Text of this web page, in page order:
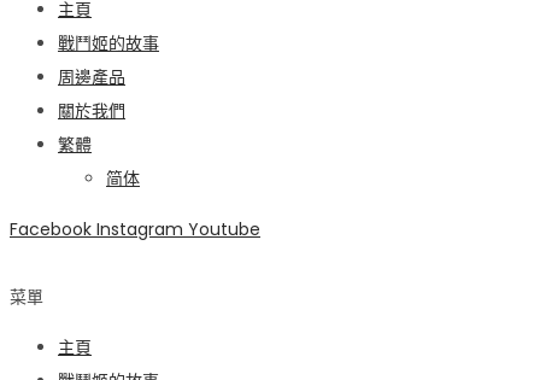
主頁
戰鬥姬的故事
周邊產品
關於我們
繁體
简体
Facebook Instagram Youtube
菜單
主頁